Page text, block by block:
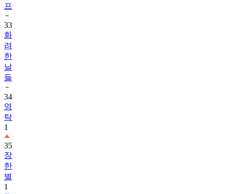
프
33
화
려
한
날
들
34
영
탁
1
35
장
한
별
1